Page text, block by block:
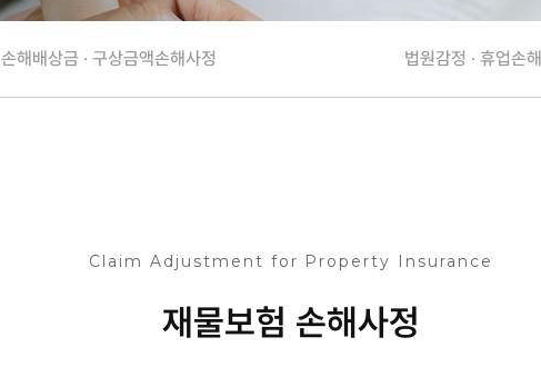
손해배상금 · 구상금액손해사정 법원감정 · 휴업손해
Claim Adjustment for Property Insurance
재물보험 손해사정